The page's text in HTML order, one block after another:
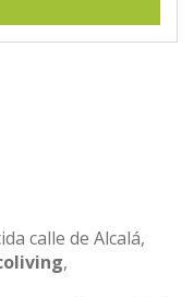
calle de Alcalá,
,